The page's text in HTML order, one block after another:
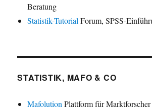
Beratung
Statistik-TutorialForum, SPSS-
STATISTIK, MAFO & CO
MafolutionPlattform für